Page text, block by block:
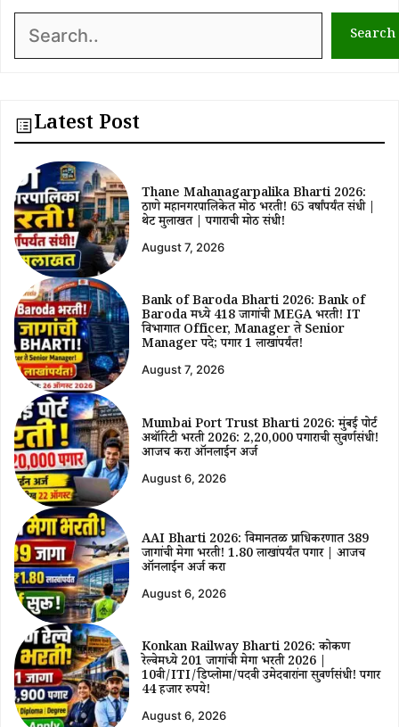
Search Search
Latest Post
Thane Mahanagarpalika Bharti 2026:
ठाणे महानगरपालिकेत मोठी भरती! 65 वर्षांपर्यंत संधी |
थेट मुलाखत | पगाराची मोठी संधी!
August 7, 2026
Bank of Baroda Bharti 2026: Bank of
Baroda मध्ये 418 जागांची MEGA भरती! IT
विभागात Officer, Manager ते Senior
Manager पदे; पगार ₹1 लाखांपर्यंत!
August 7, 2026
Mumbai Port Trust Bharti 2026: मुंबई पोर्ट
अथॉरिटी भरती 2026: ₹2,20,000 पगाराची सुवर्णसंधी!
आजच करा ऑनलाईन अर्ज
August 6, 2026
AAI Bharti 2026: विमानतळ प्राधिकरणात 389
जागांची मेगा भरती! ₹1.80 लाखांपर्यंत पगार | आजच
ऑनलाईन अर्ज करा
August 6, 2026
Konkan Railway Bharti 2026: कोकण
रेल्वेमध्ये 201 जागांची मेगा भरती 2026 |
10वी/ITI/डिप्लोमा/पदवी उमेदवारांना सुवर्णसंधी! पगार
44 हजार रुपये!
August 6, 2026